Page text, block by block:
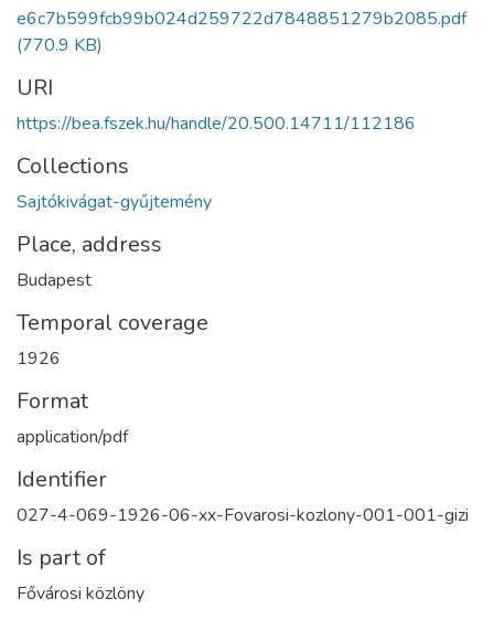
e6c7b599fcb99b024d259722d7848851279b2085.pdf
(770.9 KB)
URI
https://bea.fszek.hu/handle/20.500.14711/112186
Collections
Sajtókivágat-gyűjtemény
Place, address
Budapest
Temporal coverage
1926
Format
application/pdf
Identifier
027-4-069-1926-06-xx-Fovarosi-kozlony-001-001-gizi
Is part of
Fővárosi közlöny